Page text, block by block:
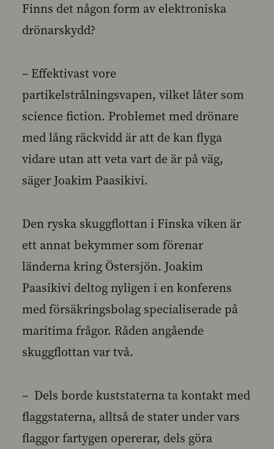
Finns det någon form av elektroniska
drönarskydd?
– Effektivast vore
partikelstrålningsvapen, vilket låter som
science fiction. Problemet med drönare
med lång räckvidd är att de kan flyga
vidare utan att veta vart de är på väg,
säger Joakim Paasikivi.
Den ryska skuggflottan i Finska viken är
ett annat bekymmer som förenar
länderna kring Östersjön. Joakim
Paasikivi deltog nyligen i en konferens
med försäkringsbolag specialiserade på
maritima frågor. Råden angående
skuggflottan var två.
– Dels borde kuststaterna ta kontakt med
flaggstaterna, alltså de stater under vars
flaggor fartygen opererar, dels göra